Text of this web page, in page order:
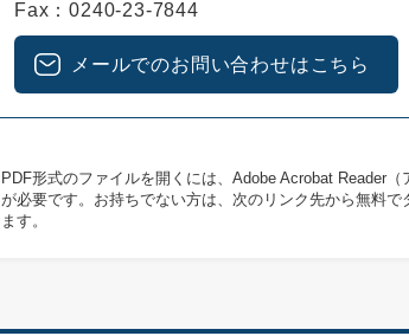
Fax：0240-23-7844
メールでのお問い合わせはこちら
PDF形式のファイルを開くには、Adobe Acrobat Reader（
が必要です。お持ちでない方は、次のリンク先から無料で
ます。